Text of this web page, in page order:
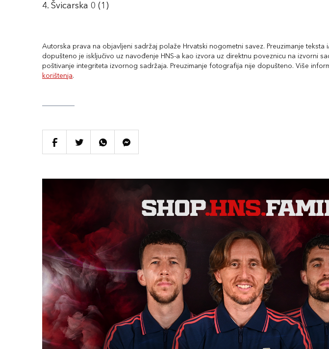
4. Švicarska 0 (1)
Autorska prava na objavljeni sadržaj polaže Hrvatski nogometni savez. Preuzimanje teksta
dopušteno je isključivo uz navođenje HNS-a kao izvora uz direktnu poveznicu na izvorni
poštivanje integriteta izvornog sadržaja. Preuzimanje fotografija nije dopušteno. Više
korištenja.